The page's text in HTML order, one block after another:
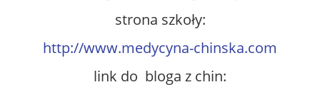
strona szkoły:
http://www.medycyna-chinska.com
link do bloga z chin: